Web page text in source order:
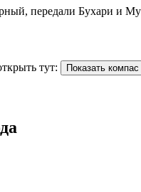
передали Бухари и
тут: Показать